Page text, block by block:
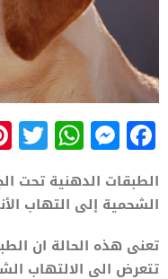
Facebook
الطبقات الدهنية تحت
الشحمية إلى التهاب
تعنى هذه الحالة ان
تتعرض الى الالتهاب